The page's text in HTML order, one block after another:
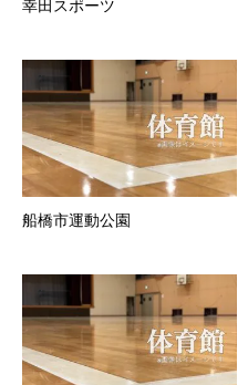
幸田スポーツ
船橋市運動公園